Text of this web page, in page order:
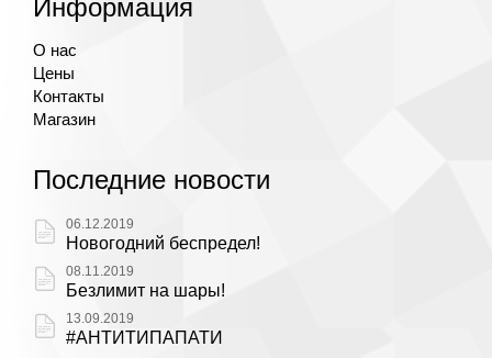
Информация
О нас
Цены
Контакты
Магазин
Последние новости
06.12.2019
Новогодний беспредел!
08.11.2019
Безлимит на шары!
13.09.2019
#АНТИТИПАПАТИ